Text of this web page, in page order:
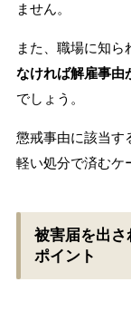
ません。
また、職場に知ら
なければ解雇事由
でしょう。
懲戒事由に該当す
軽い処分で済むケ
被害届を出
ポイント